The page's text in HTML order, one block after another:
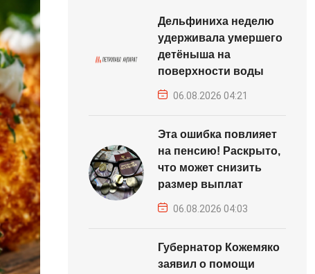
Дельфиниха неделю
удерживала умершего
детёныша на
поверхности воды
06.08.2026 04:21
Эта ошибка повлияет
на пенсию! Раскрыто,
что может снизить
размер выплат
06.08.2026 04:03
Губернатор Кожемяко
заявил о помощи